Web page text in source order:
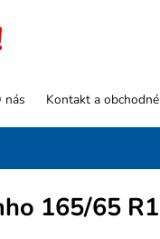
nás Kontakt a
165/65